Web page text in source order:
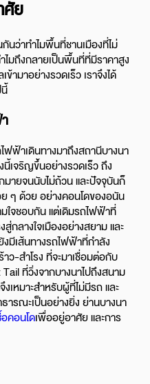
ย
นว่าทำไมพื้นที่ชานเมืองที่ไม่
มถึงกลายเป็นพื้นที่ที่มีราคาสูง
มาอย่างรวดเร็ว เราจึงได้
ฟ้าเดินทางมาถึงสถานีบางนา
เจริญขึ้นอย่างรวดเร็ว ถึง
ายจนนับไม่ถ้วน และปัจจุบันก็
ย ๆ ด้วย อย่างคอนโดของอนัน
ใจชอบกัน แต่เดิมรถไฟฟ้าที่
กลางใจเมืองอย่างสยาม และ
มีเส้นทางรถไฟฟ้าที่กำลัง
ว-สำโรง ที่จะมาเชื่อมต่อกับ
ที่วิ่งจากบางนาไปถึงสนาม
หมาะสำหรับผู้ที่ไม่มีรถ และ
ารณะเป็นอย่างยิ่ง ย่านบางนา
คอนโดเพื่ออยู่อาศัย และการ